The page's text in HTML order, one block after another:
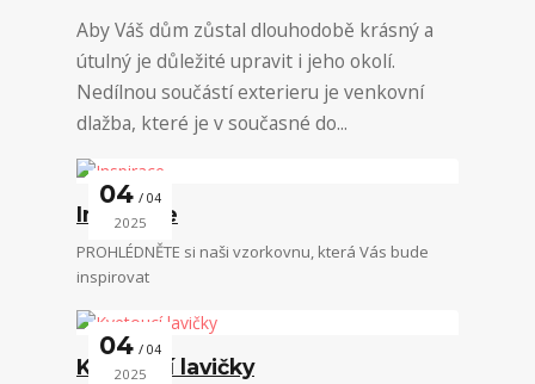
Aby Váš dům zůstal dlouhodobě krásný a
útulný je důležité upravit i jeho okolí.
Nedílnou součástí exterieru je venkovní
dlažba, které je v současné do...
04 04
2025
Inspirace
PROHLÉDNĚTE si naši vzorkovnu, která Vás bude
inspirovat
04 04
2025
Kvetoucí lavičky